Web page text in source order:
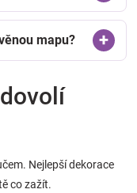
mapu?
Nejlepší dekorace
co zažít.